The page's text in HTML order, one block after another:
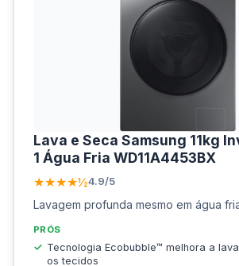
Lava e Seca Samsung 11kg
1 Água Fria WD11A4453BX
★★★★½4.9/5
Lavagem profunda mesmo em água
PRÓS
Tecnologia Ecobubble™ melhora a
os tecidos